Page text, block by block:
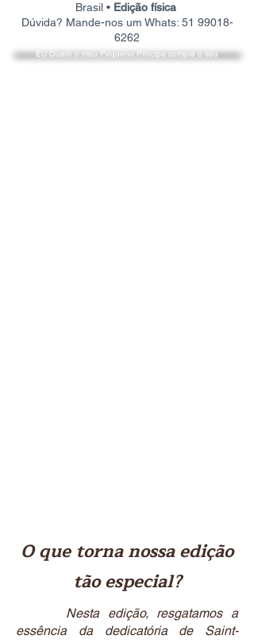
Brasil • Edição física
Dúvida? Mande-nos um Whats: 51 99018-
6262
EU Quero o meu Pequeno Príncipe compre o seu
O que torna nossa edição
tão especial?
Nesta edição, resgatamos a
essência da dedicatória de Saint-